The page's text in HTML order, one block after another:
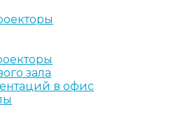
зала
в офис